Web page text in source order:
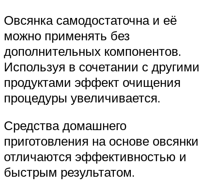
Овсянка самодостаточна и её
можно применять без
дополнительных компонентов.
Используя в сочетании с другими
продуктами эффект очищения
процедуры увеличивается.
Средства домашнего
приготовления на основе овсянки
отличаются эффективностью и
быстрым результатом.